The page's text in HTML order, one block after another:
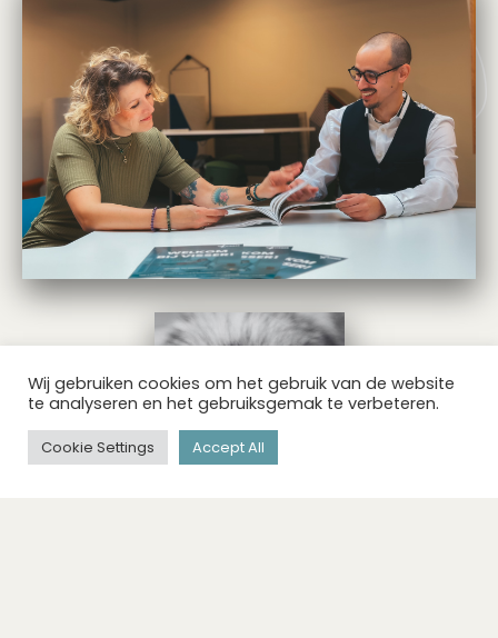
Wij gebruiken cookies om het gebruik van de website
te analyseren en het gebruiksgemak te verbeteren.
Cookie Settings Accept All